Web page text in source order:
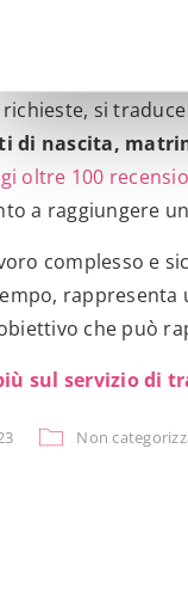
diritto
fiscali,
si
di nascita,
oltre 100
a raggiungere
complesso e
che può
sul servizio di
Non